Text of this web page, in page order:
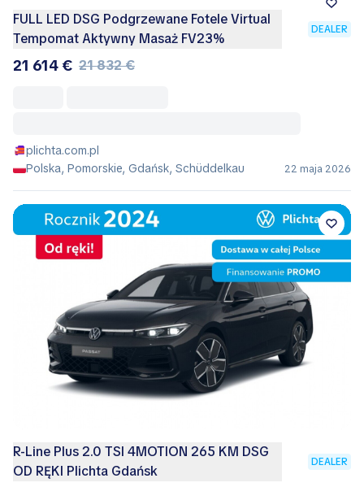
FULL LED DSG Podgrzewane Fotele Virtual
Tempomat Aktywny Masaż FV23%
DEALER
21 614 € 21 832 €
plichta.com.pl
Polska, Pomorskie, Gdańsk, Schüddelkau
22 maja 2026
R-Line Plus 2.0 TSI 4MOTION 265 KM DSG
OD RĘKI Plichta Gdańsk
DEALER